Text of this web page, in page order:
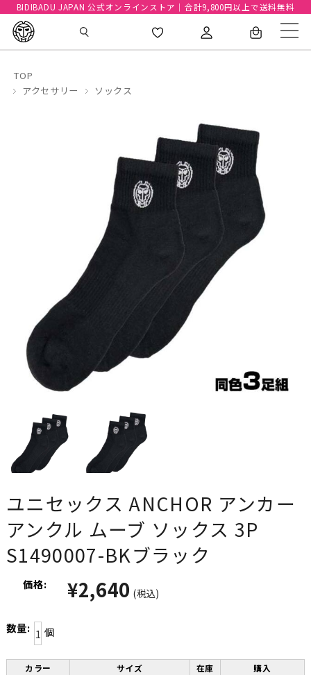
BIDIBADU JAPAN 公式オンラインストア｜合計9,800円以上で送料無料
TOP
アクセサリー
ソックス
ユニセックス ANCHOR アンカー
アンクル ムーブ ソックス 3P
S1490007-BKブラック
価格: ¥2,640 (税込)
数量: 個
カラー サイズ 在庫 購入